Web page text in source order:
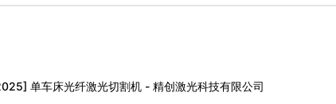
单车床光纤激光切割机 - 精创激光科技有限公司